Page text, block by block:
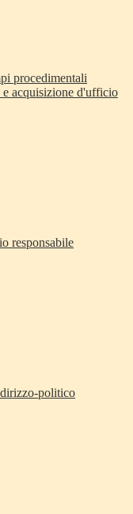
procedimentali
acquisizione d'ufficio
responsabile
politico